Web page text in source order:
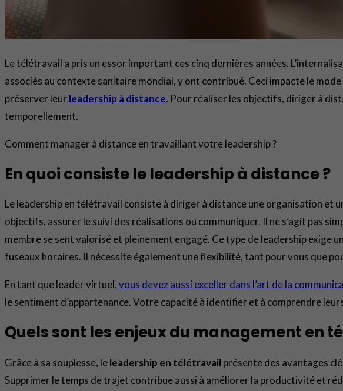
Le télétravail a pris un essor important ces cinq dernières années.
associés au contexte sanitaire mondial, y ont contribué. Ceci impacte le
préserver leur leadership à distance. Pour réaliser les objectifs, diriger à
temporellement.
Comment manager à distance en travaillant votre leadership ?
En quoi consiste le leadership à distance ?
Le leadership en télétravail consiste à diriger à distance une organisation et
objectifs, assurer le suivi des réalisations ou communiquer. Il ne s’agit pas
membre se sent valorisé et pleinement engagé. Ce type de leadership
fuseaux horaires. Il nécessite également une flexibilité, tant pour vous que
En tant que leader virtuel,vous devez aussi exceller dans l’art de la
le sentiment d’appartenance. Votre capacité à identifier et à comprendre
Quels sont les enjeux du management en
Grâce à sa souplesse, leleadership en télétravail présente des avantages
Supprimer le temps de trajet contribue aussi à améliorer la productivité et